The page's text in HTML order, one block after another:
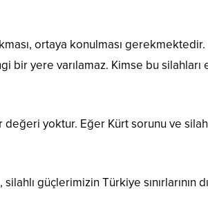
ortaya konulması
bir yere varılamaz. Kimse bu
değeri yoktur. Eğer Kürt sorunu ve
güçlerimizin Türkiye sınırlarının